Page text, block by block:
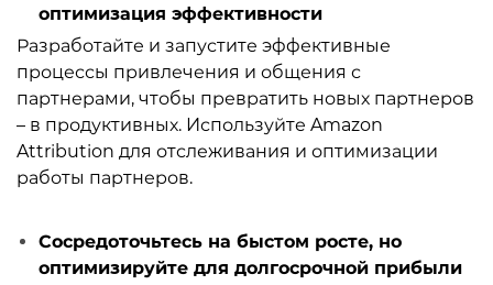
оптимизация эффективности
Разработайте и запустите эффективные
процессы привлечения и общения с
партнерами, чтобы превратить новых партнеров
– в продуктивных. Используйте Amazon
Attribution для отслеживания и оптимизации
работы партнеров.
Сосредоточьтесь на быстом росте, но
оптимизируйте для долгосрочной прибыли